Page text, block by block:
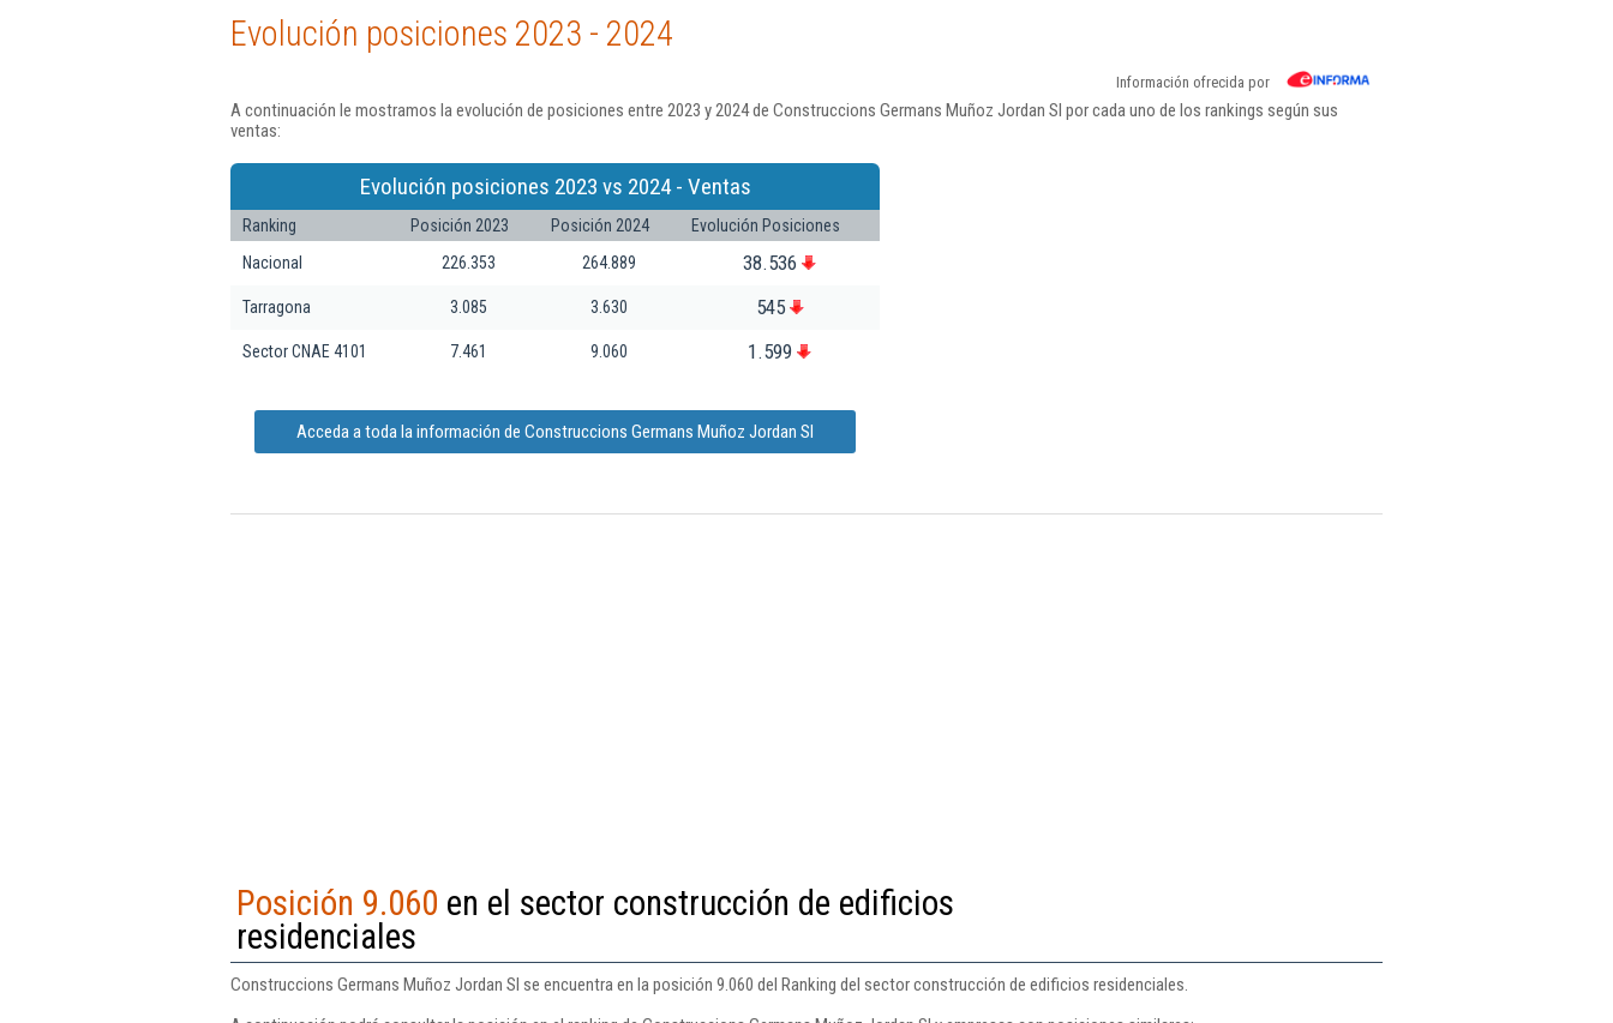
Evolución posiciones 2023 - 2024
Información ofrecida por
A continuación le mostramos la evolución de posiciones entre 2023 y 2024 de Construccions Germans Muñoz Jordan Sl por cada uno de los rankings según sus
ventas:
Evolución posiciones 2023 vs 2024 - Ventas
Ranking Posición 2023 Posición 2024
Evolución Posiciones
Nacional
226.353 264.889 38.536
Tarragona 3.085 3.630 545
Sector CNAE 4101 7.461 9.060 1.599
Acceda a toda la información de Construccions Germans Muñoz Jordan Sl
Posición 9.060 en el sector construcción de edificios
residenciales
Construccions Germans Muñoz Jordan Sl se encuentra en la posición 9.060 del Ranking del sector construcción de edificios residenciales.